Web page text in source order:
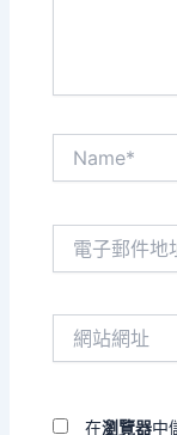
在瀏覽器中